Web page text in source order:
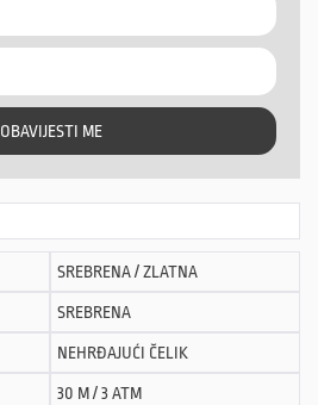
OBAVIJESTI ME
SREBRENA / ZLATNA
SREBRENA
NEHRĐAJUĆI ČELIK
30 M / 3 ATM